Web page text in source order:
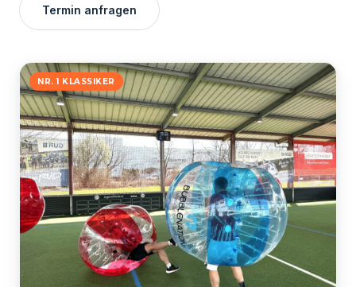
Termin anfragen
NR. 1 KLASSIKER